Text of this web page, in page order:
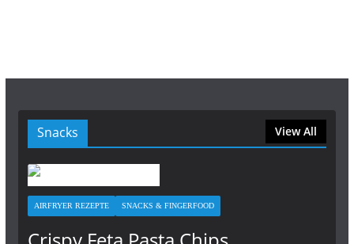
Snacks View All
AIRFRYER REZEPTE SNACKS & FINGERFOOD